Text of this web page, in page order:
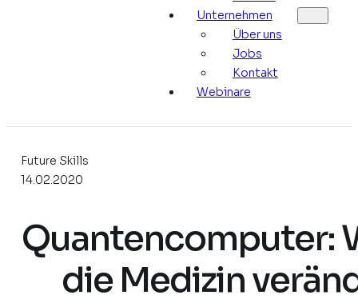
Unternehmen
Über uns
Jobs
Kontakt
Webinare
Future Skills
14.02.2020
Quantencomputer:
die Medizin